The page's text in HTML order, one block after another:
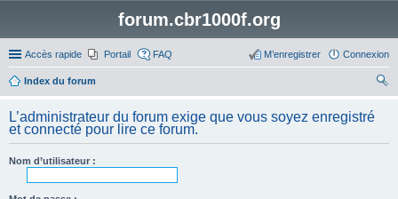
forum.cbr1000f.org
Accès rapide Portail FAQ Connexion
M’enregistrer
Index du forum
ch
L’administrateur du forum exige que vous soyez enregistré
et connecté pour lire ce forum.
Nom d’utilisateur :